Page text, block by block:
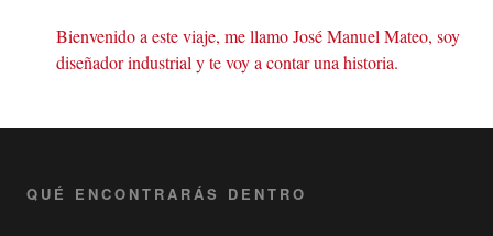
Bienvenido a este viaje, me llamo José Manuel Mateo, soy
diseñador industrial y te voy a contar una historia.
QUÉ ENCONTRARÁS DENTRO